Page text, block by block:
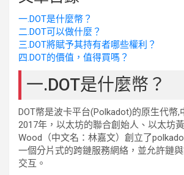
一.DOT是什麼幣？
二.DOT可以做什麼？
三.DOT將賦予其持有者哪些權利？
四.DOT的價值，值得買嗎？
一.DOT是什麼幣？
DOT幣是波卡平台(Polkadot)的原生代幣,
2017年，以太坊的聯合創始人、以太坊
Wood（中文名：林嘉文）創立了
一個分片式的跨鏈服務網絡，並允許鏈
交互。